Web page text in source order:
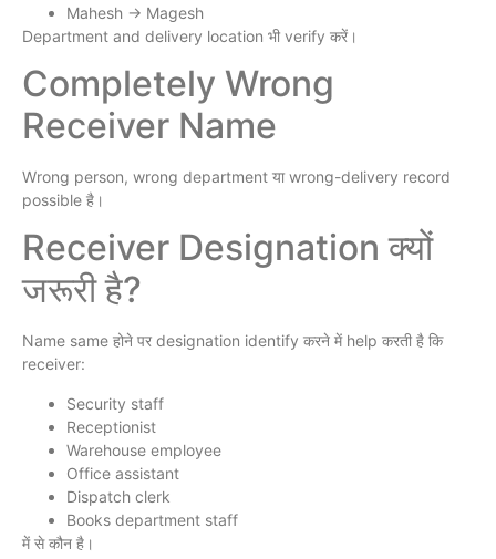
Mahesh → Magesh
Department and delivery location भी verify करें।
Completely Wrong
Receiver Name
Wrong person, wrong department या wrong-delivery record
possible है।
Receiver Designation क्यों
जरूरी है?
Name same होने पर designation identify करने में help करती है कि
receiver:
Security staff
Receptionist
Warehouse employee
Office assistant
Dispatch clerk
Books department staff
में से कौन है।